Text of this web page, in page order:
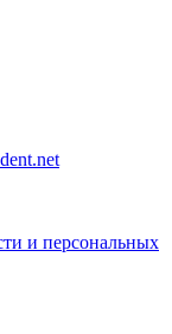
и персональных